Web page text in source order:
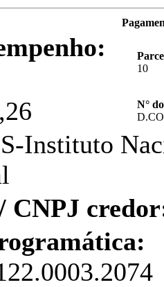
10
N°
Instituto
CNPJ